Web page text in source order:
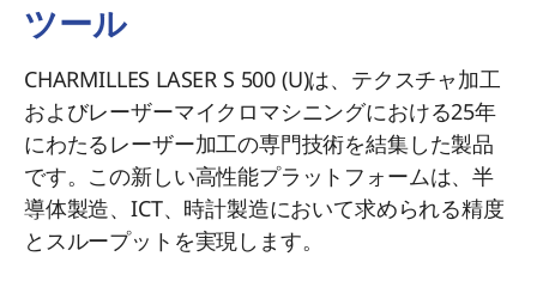
ツール
CHARMILLES LASER S 500 (U)は、テクスチャ加工
およびレーザーマイクロマシニングにおける25年
にわたるレーザー加工の専門技術を結集した製品
です。この新しい高性能プラットフォームは、半
導体製造、ICT、時計製造において求められる精度
とスループットを実現します。